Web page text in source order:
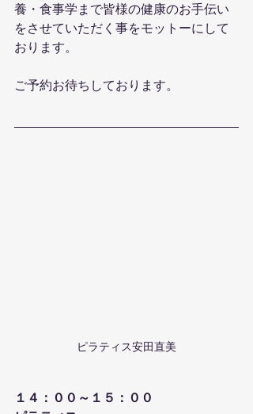
養・食事学まで皆様の健康のお手伝い
をさせていただく事をモットーにして
おります。
ご予約お待ちしております。
ピラティス安田直美
１４：００～１５：００